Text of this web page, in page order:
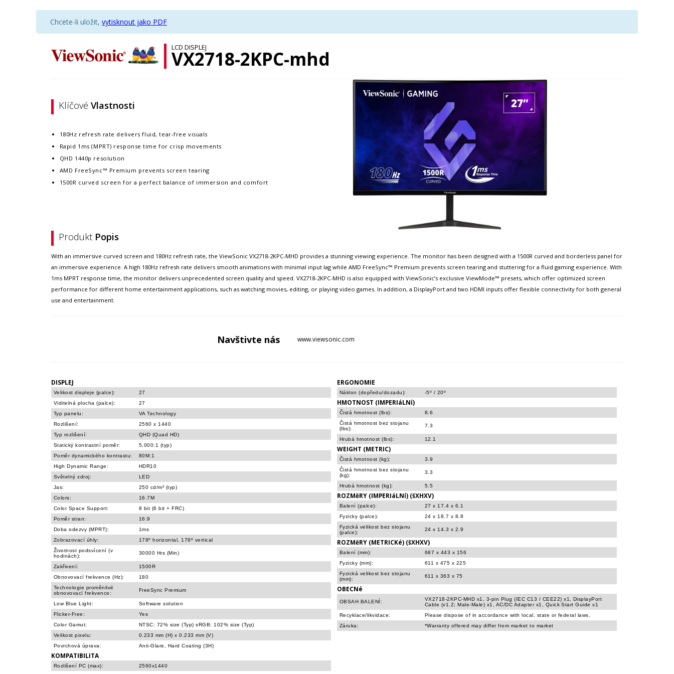
Chcete-li uložit, vytisknout jako PDF
LCD DISPLEJ
VX2718-2KPC-mhd
Klíčové Vlastnosti
180Hz refresh rate delivers fluid, tear-free visuals
Rapid 1ms (MPRT) response time for crisp movements
QHD 1440p resolution
AMD FreeSync™ Premium prevents screen tearing
1500R curved screen for a perfect balance of immersion and comfort
Produkt Popis
With an immersive curved screen and 180Hz refresh rate, the ViewSonic VX2718-2KPC-MHD provides a stunning viewing experience. The monitor has been designed with a 1500R curved and borderless panel for
an immersive experience. A high 180Hz refresh rate delivers smooth animations with minimal input lag while AMD FreeSync™ Premium prevents screen tearing and stuttering for a fluid gaming experience. With
1ms MPRT response time, the monitor delivers unprecedented screen quality and speed. VX2718-2KPC-MHD is also equipped with ViewSonic’s exclusive ViewMode™ presets, which offer optimized screen
performance for different home entertainment applications, such as watching movies, editing, or playing video games. In addition, a DisplayPort and two HDMI inputs offer flexible connectivity for both general
use and entertainment.
Navštivte nás www.viewsonic.com
DISPLEJ
Velikost displeje (palce):
27
Viditelná plocha (palce):
27
Typ panelu:
VA Technology
Rozlišení:
2560 x 1440
Typ rozlišení:
QHD (Quad HD)
Statický kontrastní poměr:
5,000:1 (typ)
Poměr dynamického kontrastu:
80M:1
High Dynamic Range:
HDR10
Světelný zdroj:
LED
Jas:
250 cd/m² (typ)
Colors:
16.7M
Color Space Support:
8 bit (6 bit + FRC)
Poměr stran:
16:9
Doba odezvy (MPRT):
1ms
Zobrazovací úhly:
178º horizontal, 178º vertical
Životnost podsvícení (v
hodinách):
30000 Hrs (Min)
Zakřivení:
1500R
Obnovovací frekvence (Hz):
180
Technologie proměnlivé
obnovovací frekvence:
FreeSync Premium
Low Blue Light:
Software solution
Flicker-Free:
Yes
Color Gamut:
NTSC: 72% size (Typ) sRGB: 102% size (Typ)
Velikost pixelu:
0.233 mm (H) x 0.233 mm (V)
Povrchová úprava:
Anti-Glare, Hard Coating (3H)
KOMPATIBILITA
Rozlišení PC (max):
2560x1440
ERGONOMIE
Náklon (dopředu/dozadu): -5º / 20º
HMOTNOST (IMPERIáLNí)
Čistá hmotnost (lbs):
8.6
Čistá hmotnost bez stojanu
(lbs):
7.3
Hrubá hmotnost (lbs): 12.1
WEIGHT (METRIC)
Čistá hmotnost (kg):
3.9
Čistá hmotnost bez stojanu
(kg):
3.3
Hrubá hmotnost (kg): 5.5
ROZMěRY (IMPERIáLNí) (šXHXV)
Balení (palce):
27 x 17.4 x 6.1
Fyzicky (palce):
24 x 18.7 x 8.8
Fyzická velikost bez stojanu
(palce):
24 x 14.3 x 2.9
ROZMěRY (METRICKé) (šXHXV)
Balení (mm):
687 x 443 x 156
Fyzicky (mm):
611 x 475 x 225
Fyzická velikost bez stojanu
(mm):
611 x 363 x 75
OBECNé
OBSAH BALENÍ:
VX2718-2KPC-MHD x1, 3-pin Plug (IEC C13 / CEE22) x1, DisplayPort
Cable (v1.2; Male-Male) x1, AC/DC Adapter x1, Quick Start Guide x1
Recyklace/likvidace:
Please dispose of in accordance with local, state or federal laws.
Záruka:
*Warranty offered may differ from market to market